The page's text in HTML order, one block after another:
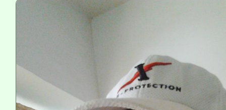
《TA101》溝通分析基
程，歡迎學生輔導中心
心理、諮商輔導、社會
系所師生報名參加。